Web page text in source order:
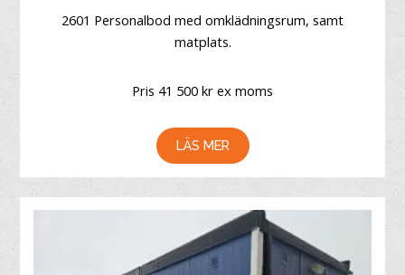
2601 Personalbod med omklädningsrum, samt
matplats.
Pris 41 500 kr ex moms
LÄS MER